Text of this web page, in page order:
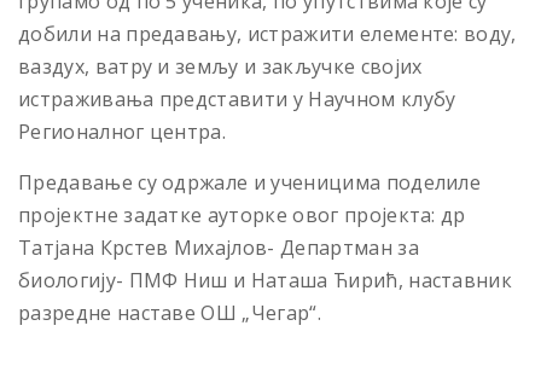
добили на предавању, истражити елементе: воду,
ваздух, ватру и земљу и закључке својих
истраживања представити у Научном клубу
Регионалног центра.
Предавање су одржале и ученицима поделиле
пројектне задатке ауторке овог пројекта: др
Татјана Крстев Михајлов- Департман за
биологију- ПМФ Ниш и Наташа Ћирић, наставник
разредне наставе ОШ „Чегар“.